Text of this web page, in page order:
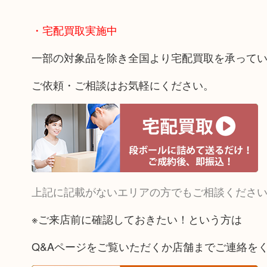
・宅配買取実施中
一部の対象品を除き全国より宅配買取を承ってい
ご依頼・ご相談はお気軽にください。
上記に記載がないエリアの方でもご相談ください
※ご来店前に確認しておきたい！という方は
Q&Aページをご覧いただくか店舗までご連絡をく